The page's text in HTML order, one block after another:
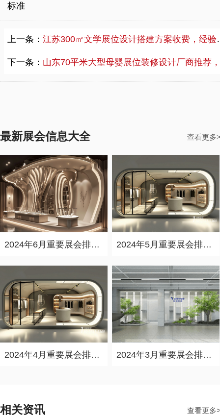
标准
上一条： 江苏300㎡文学展位设计搭建方案收费，经验丰富文学展位设计搭建工厂电话
下一条： 山东70平米大型母婴展位装修设计厂商推荐，诚信展位装修设计报价单
最新展会信息大全 查看更多
2024年6月重要展会排期信息，展会策划展台设计搭建公司推荐 2024年5月重要展会排期信息，展台设计定制厂家推荐
2024年4月重要展会排期信息，展会展台设计搭建公司推荐 2024年3月重要展会排期信息，展台设计搭建公司推荐
相关资讯 查看更多